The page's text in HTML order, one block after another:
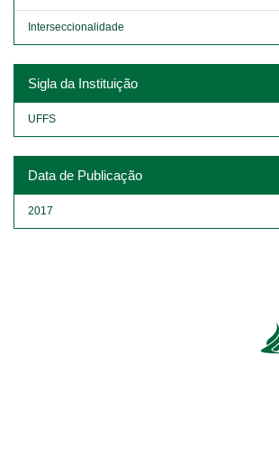
Interseccionalidade
Sigla da Instituição
UFFS
Data de Publicação
2017